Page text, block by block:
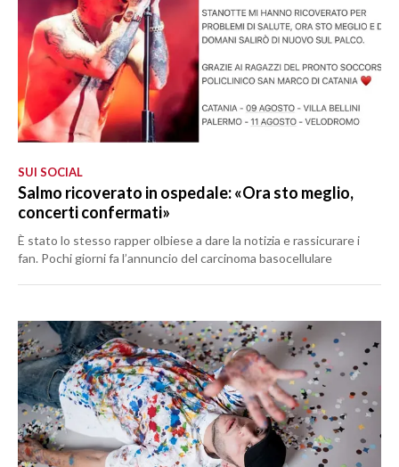
SUI SOCIAL
Salmo ricoverato in ospedale: «Ora sto meglio,
concerti confermati»
È stato lo stesso rapper olbiese a dare la notizia e rassicurare i
fan. Pochi giorni fa l’annuncio del carcinoma basocellulare